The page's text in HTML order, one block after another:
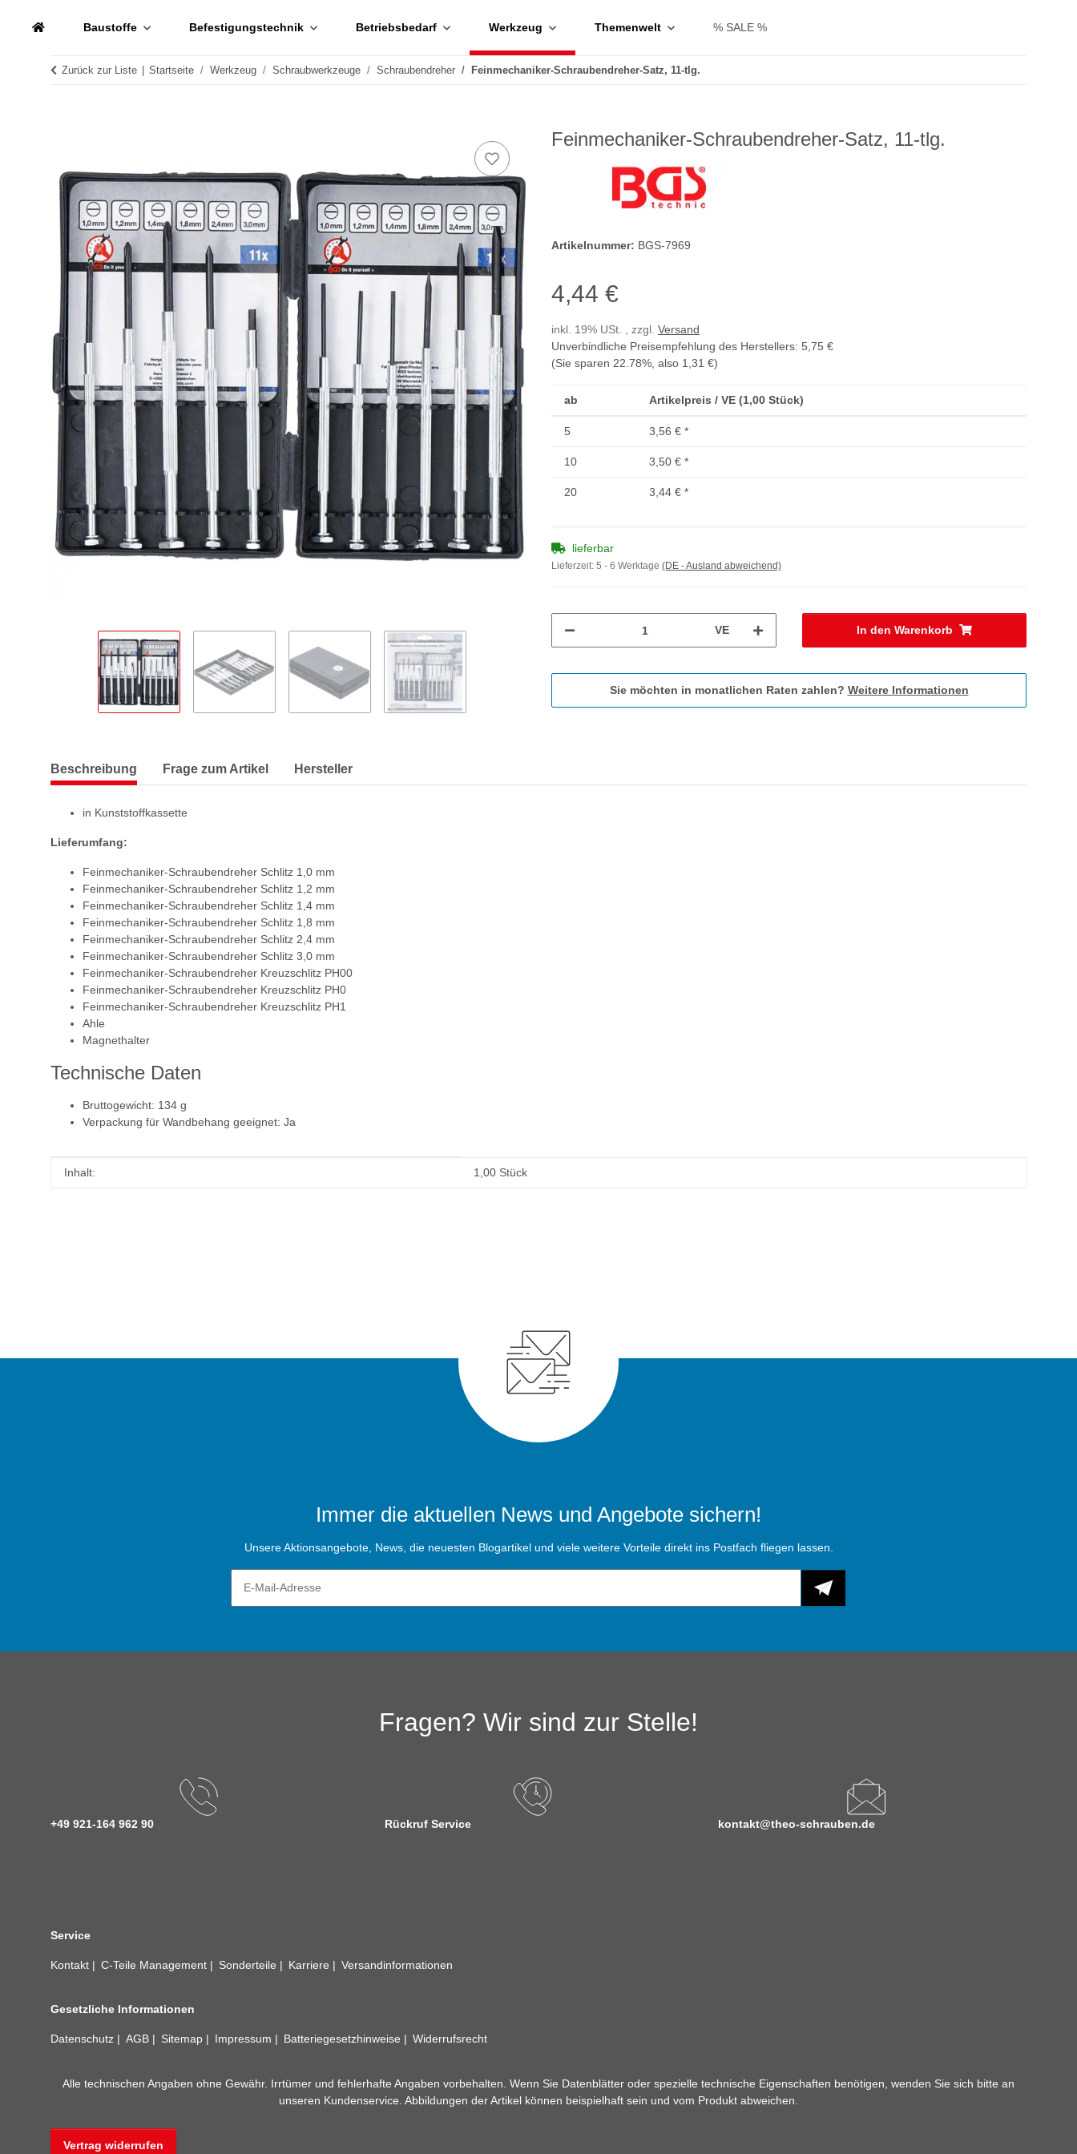
Baustoffe Befestigungstechnik Betriebsbedarf Werkzeug Themenwelt % SALE %
Zurück zur Liste Startseite Werkzeug Schraubwerkzeuge Schraubendreher Feinmechaniker-Schraubendreher-Satz, 11-tlg.
Feinmechaniker-Schraubendreher-Satz, 11-tlg.
Artikelnummer: BGS-7969
4,44 €
inkl. 19% USt. , zzgl. Versand
Unverbindliche Preisempfehlung des Herstellers: 5,75 €
(Sie sparen 22.78%, also 1,31 €)
ab Artikelpreis / VE (1,00 Stück)
5 3,56 € *
10 3,50 € *
20 3,44 € *
lieferbar
Lieferzeit: 5 - 6 Werktage (DE - Ausland abweichend)
VE In den Warenkorb
Sie möchten in monatlichen Raten zahlen? Weitere Informationen
Beschreibung Frage zum Artikel Hersteller
in Kunststoffkassette
Lieferumfang:
Feinmechaniker-Schraubendreher Schlitz 1,0 mm
Feinmechaniker-Schraubendreher Schlitz 1,2 mm
Feinmechaniker-Schraubendreher Schlitz 1,4 mm
Feinmechaniker-Schraubendreher Schlitz 1,8 mm
Feinmechaniker-Schraubendreher Schlitz 2,4 mm
Feinmechaniker-Schraubendreher Schlitz 3,0 mm
Feinmechaniker-Schraubendreher Kreuzschlitz PH00
Feinmechaniker-Schraubendreher Kreuzschlitz PH0
Feinmechaniker-Schraubendreher Kreuzschlitz PH1
Ahle
Magnethalter
Technische Daten
Bruttogewicht: 134 g
Verpackung für Wandbehang geeignet: Ja
Produkteigenschaft
Wert
Inhalt: 1,00 Stück
Immer die aktuellen News und Angebote sichern!
Unsere Aktionsangebote, News, die neuesten Blogartikel und viele weitere Vorteile direkt ins Postfach fliegen lassen.
Fragen? Wir sind zur Stelle!
+49 921-164 962 90 Rückruf Service kontakt@theo-schrauben.de
Service
Kontakt C-Teile Management Sonderteile Karriere Versandinformationen
Gesetzliche Informationen
Datenschutz AGB Sitemap Impressum Batteriegesetzhinweise Widerrufsrecht
Alle technischen Angaben ohne Gewähr. Irrtümer und fehlerhafte Angaben vorbehalten. Wenn Sie Datenblätter oder spezielle technische Eigenschaften benötigen, wenden Sie sich bitte an
unseren Kundenservice. Abbildungen der Artikel können beispielhaft sein und vom Produkt abweichen.
Vertrag widerrufen